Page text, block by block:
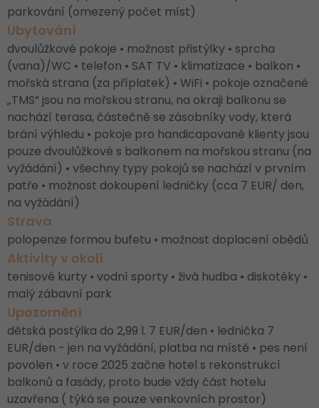
parkování (omezený počet míst)
Ubytování
dvoulůžkové pokoje • možnost přistýlky • sprcha
(vana)/WC • telefon • SAT TV • klimatizace • balkon •
mořská strana (za příplatek) • WiFi • pokoje označené
„TMS“ jsou na mořskou stranu, na okraji balkonu se
nachází terasa, částečně se zásobníky vody, která
brání výhledu • pokoje pro handicapované klienty jsou
pouze dvoulůžkové s balkonem na mořskou stranu (na
vyžádání) • všechny typy pokojů se nachází v prvním
patře • možnost dokoupení ledničky (cca 7 EUR/ den,
na vyžádání)
Strava
polopenze formou bufetu • možnost doplacení obědů
Aktivity v okolí
tenisové kurty • vodní sporty • živá hudba • diskotéky •
malý zábavní park
Upozornění
dětská postýlka do 2,99 l. 7 EUR/den • lednička 7
EUR/den - jen na vyžádání, platba na místě • pes není
povolen • v roce 2025 začne hotel s rekonstrukcí
balkonů a fasády, proto bude vždy část hotelu
uzavřena ( týká se pouze venkovních prostor)